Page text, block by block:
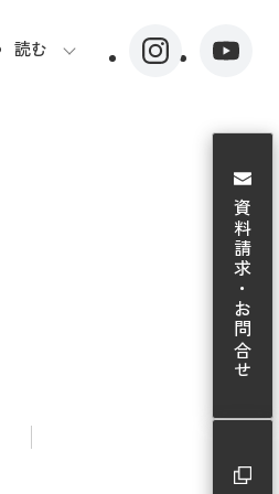
読む
資料請求・お問合せ